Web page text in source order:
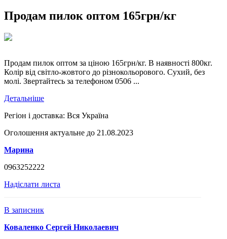
Продам пилок оптом 165грн/кг
Продам пилок оптом за ціною 165грн/кг. В наявності 800кг.
Колір від світло-жовтого до різнокольорового. Сухий, без
молі. Звертайтесь за телефоном 0506 ...
Детальніше
Регіон і доставка: Вся Україна
Оголошення актуальне до 21.08.2023
Марина
0963252222
Надіслати листа
В записник
Коваленко Сергей Николаевич